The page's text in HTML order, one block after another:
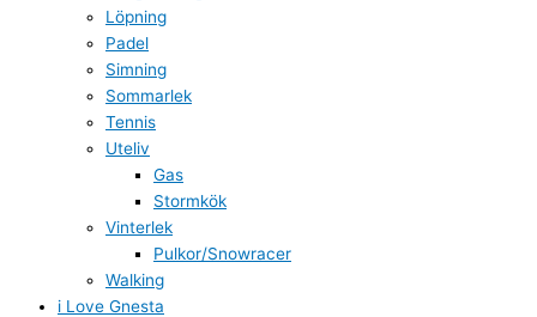
Löpning
Padel
Simning
Sommarlek
Tennis
Uteliv
Gas
Stormkök
Vinterlek
Pulkor/Snowracer
Walking
i Love Gnesta